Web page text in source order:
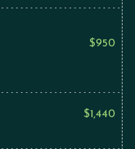
$950
$1,440